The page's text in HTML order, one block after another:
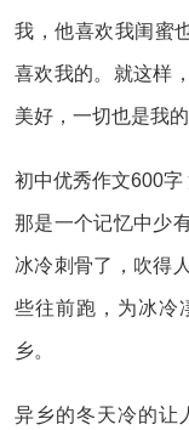
我，他喜欢我闺蜜
喜欢我的。就这样
美好，一切也是我
初中优秀作文600字
那是一个记忆中少
冰冷刺骨了，吹得
些往前跑，为冰冷
乡。
异乡的冬天冷的让